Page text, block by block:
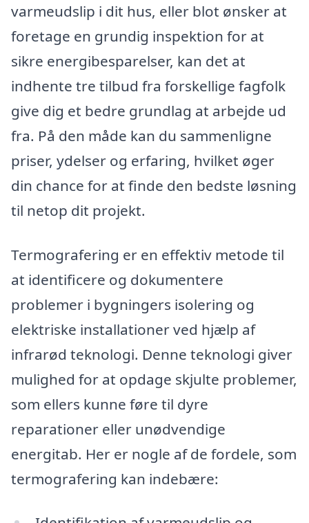
varmeudslip i dit hus, eller blot ønsker at
foretage en grundig inspektion for at
sikre energibesparelser, kan det at
indhente tre tilbud fra forskellige fagfolk
give dig et bedre grundlag at arbejde ud
fra. På den måde kan du sammenligne
priser, ydelser og erfaring, hvilket øger
din chance for at finde den bedste løsning
til netop dit projekt.
Termografering er en effektiv metode til
at identificere og dokumentere
problemer i bygningers isolering og
elektriske installationer ved hjælp af
infrarød teknologi. Denne teknologi giver
mulighed for at opdage skjulte problemer,
som ellers kunne føre til dyre
reparationer eller unødvendige
energitab. Her er nogle af de fordele, som
termografering kan indebære: